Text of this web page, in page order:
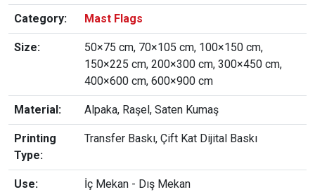
Category: Mast Flags
Size:
50×75 cm, 70×105 cm, 100×150 cm,
150×225 cm, 200×300 cm, 300×450 cm,
400×600 cm, 600×900 cm
Material: Alpaka, Raşel, Saten Kumaş
Printing
Type:
Transfer Baskı, Çift Kat Dijital Baskı
Use: İç Mekan - Dış Mekan